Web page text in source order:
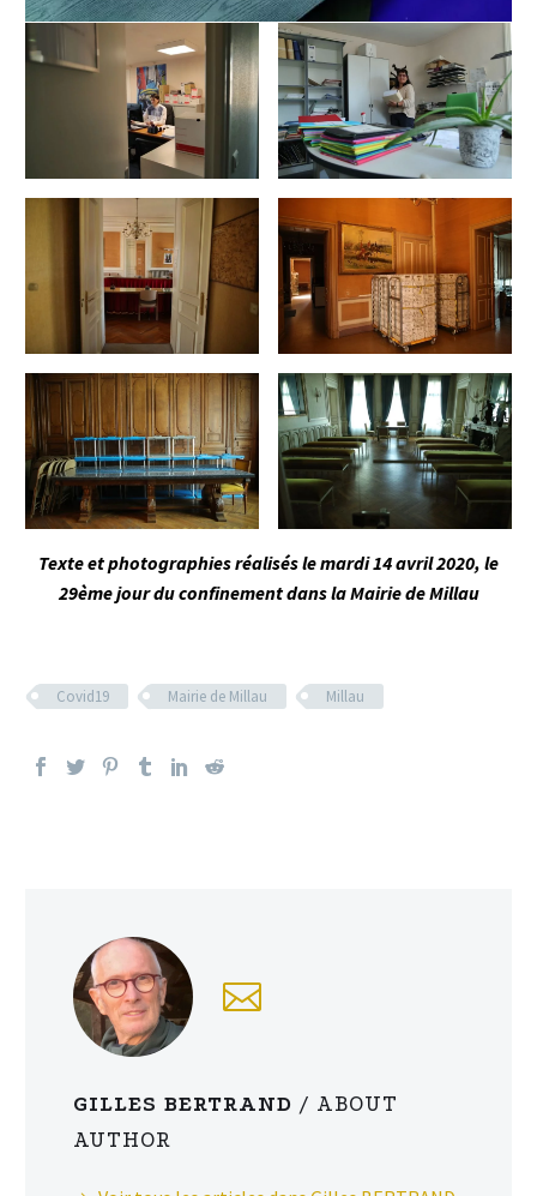
Texte et photographies réalisés le mardi 14 avril 2020, le
29ème jour du confinement dans la Mairie de Millau
Covid19 Mairie de Millau Millau
GILLES BERTRAND/ ABOUT
AUTHOR